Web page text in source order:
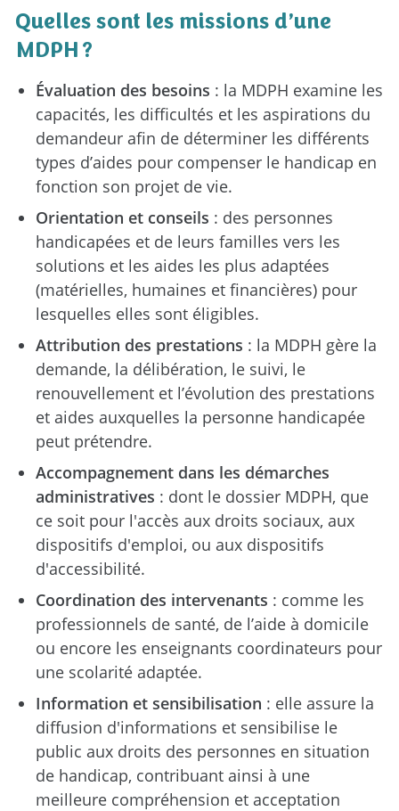
Quelles sont les missions d’une
MDPH ?
Évaluation des besoins : la MDPH examine les
capacités, les difficultés et les aspirations du
demandeur afin de déterminer les différents
types d’aides pour compenser le handicap en
fonction son projet de vie.
Orientation et conseils : des personnes
handicapées et de leurs familles vers les
solutions et les aides les plus adaptées
(matérielles, humaines et financières) pour
lesquelles elles sont éligibles.
Attribution des prestations : la MDPH gère la
demande, la délibération, le suivi, le
renouvellement et l’évolution des prestations
et aides auxquelles la personne handicapée
peut prétendre.
Accompagnement dans les démarches
administratives : dont le dossier MDPH, que
ce soit pour l'accès aux droits sociaux, aux
dispositifs d'emploi, ou aux dispositifs
d'accessibilité.
Coordination des intervenants : comme les
professionnels de santé, de l’aide à domicile
ou encore les enseignants coordinateurs pour
une scolarité adaptée.
Information et sensibilisation : elle assure la
diffusion d'informations et sensibilise le
public aux droits des personnes en situation
de handicap, contribuant ainsi à une
meilleure compréhension et acceptation